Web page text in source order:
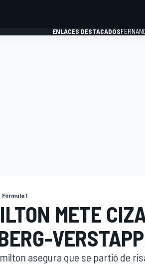
ENLACES DESTACADOS
Fórmula 1
METE
asegura que se partió de